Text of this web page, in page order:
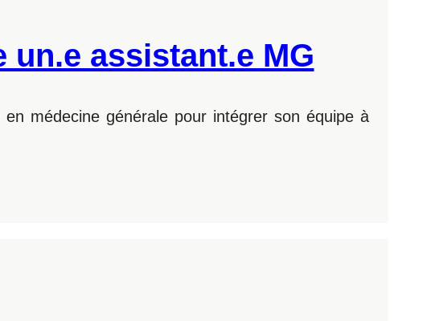
assistant.e MG
médecine générale pour intégrer son équipe à